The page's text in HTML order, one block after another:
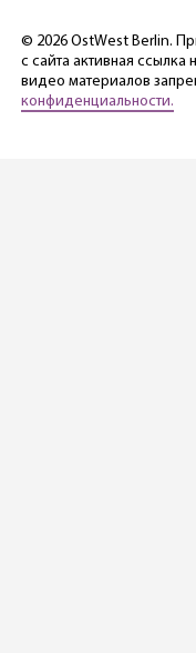
© 2026 OstWest Berlin.
с сайта активная
видео материалов
конфиденциальности.